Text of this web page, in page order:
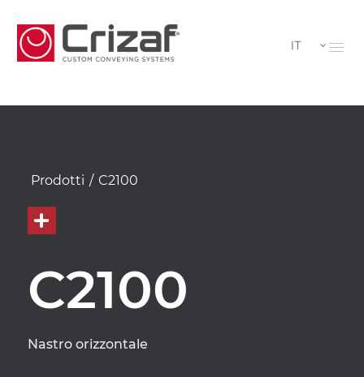
IT
Prodotti / C2100
C2100
Nastro orizzontale